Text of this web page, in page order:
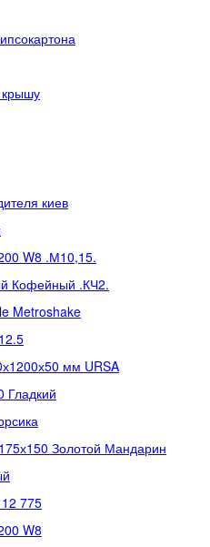
киев
W8 .М10,15.
Кофейный .КЧ2.
Metroshake
мм URSA
Гладкий
Золотой Мандарин
775
W8